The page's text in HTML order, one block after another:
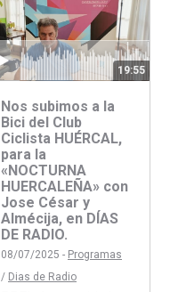
19:55
Nos subimos a la
Bici del Club
Ciclista HUÉRCAL,
para la
«NOCTURNA
HUERCALEÑA» con
Jose César y
Almécija, en DÍAS
DE RADIO.
08/07/2025 - Programas
/ Dias de Radio